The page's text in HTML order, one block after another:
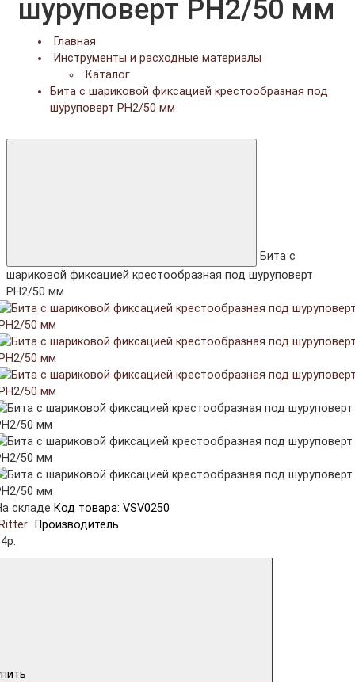
шуруповерт PH2/50 мм
Главная
Инструменты и расходные материалы
Каталог
Бита с шариковой фиксацией крестообразная под
шуруповерт PH2/50 мм
Бита с
шариковой фиксацией крестообразная под шуруповерт
PH2/50 мм
складе Код товара: VSV0250
Производитель